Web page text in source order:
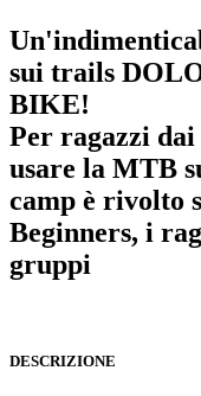
sui trails
BIKE!
Per ragazzi
usare la MTB
camp è rivolto
Beginners, i
gruppi
DESCRIZIONE